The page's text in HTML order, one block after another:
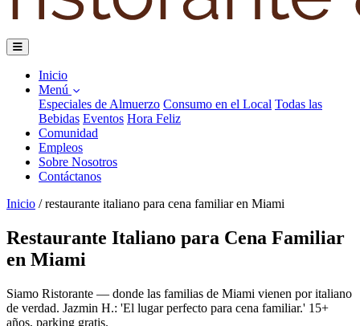
Inicio
Menú
Especiales de Almuerzo Consumo en el Local Todas las
Bebidas Eventos Hora Feliz
Comunidad
Empleos
Sobre Nosotros
Contáctanos
Inicio / restaurante italiano para cena familiar en Miami
Restaurante Italiano para Cena Familiar
en Miami
Siamo Ristorante — donde las familias de Miami vienen por italiano
de verdad. Jazmin H.: 'El lugar perfecto para cena familiar.' 15+
años, parking gratis.